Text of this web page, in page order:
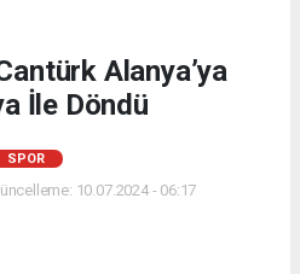
Alanya’ya
İle Döndü
SPOR
10.07.2024 - 06:17